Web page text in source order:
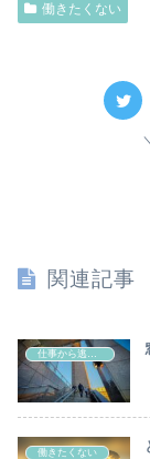
働きたくない
関連記事
働きたくない